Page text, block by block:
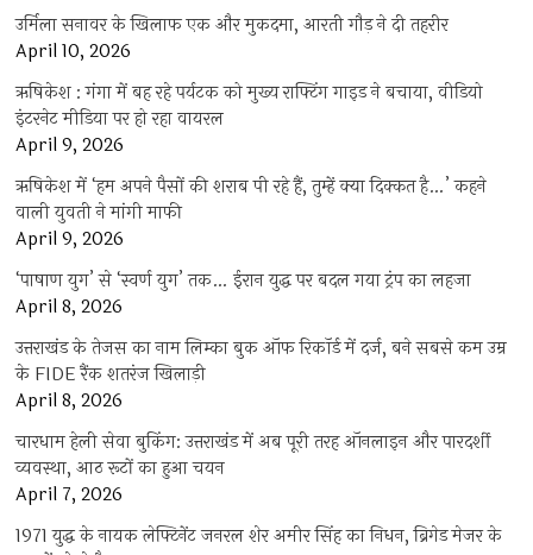
उर्मिला सनावर के खिलाफ एक और मुकदमा, आरती गौड़ ने दी तहरीर
April 10, 2026
ऋषिकेश : गंगा में बह रहे पर्यटक को मुख्य राफ्टिंग गाइड ने बचाया, वीडियो
इंटरनेट मीडिया पर हो रहा वायरल
April 9, 2026
ऋषिकेश में ‘हम अपने पैसों की शराब पी रहे हैं, तुम्हें क्या दिक्कत है…’ कहने
वाली युवती ने मांगी माफी
April 9, 2026
‘पाषाण युग’ से ‘स्वर्ण युग’ तक… ईरान युद्ध पर बदल गया ट्रंप का लहजा
April 8, 2026
उत्तराखंड के तेजस का नाम लिम्का बुक ऑफ रिकॉर्ड में दर्ज, बने सबसे कम उम्र
के FIDE रैंक शतरंज खिलाड़ी
April 8, 2026
चारधाम हेली सेवा बुकिंग: उत्तराखंड में अब पूरी तरह ऑनलाइन और पारदर्शी
व्यवस्था, आठ रूटों का हुआ चयन
April 7, 2026
1971 युद्ध के नायक लेफ्टिनेंट जनरल शेर अमीर सिंह का निधन, ब्रिगेड मेजर के